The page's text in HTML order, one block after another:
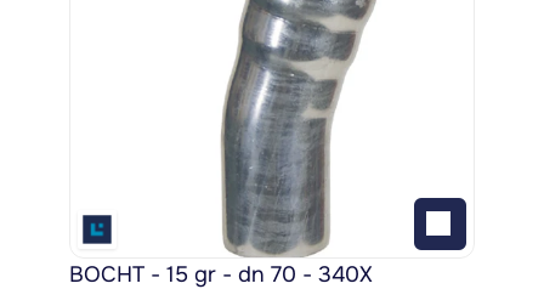
BOCHT - 15 gr - dn 70 - 340X